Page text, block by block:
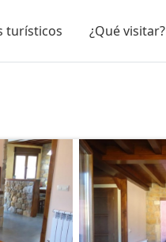
turísticos ¿Qué visitar?